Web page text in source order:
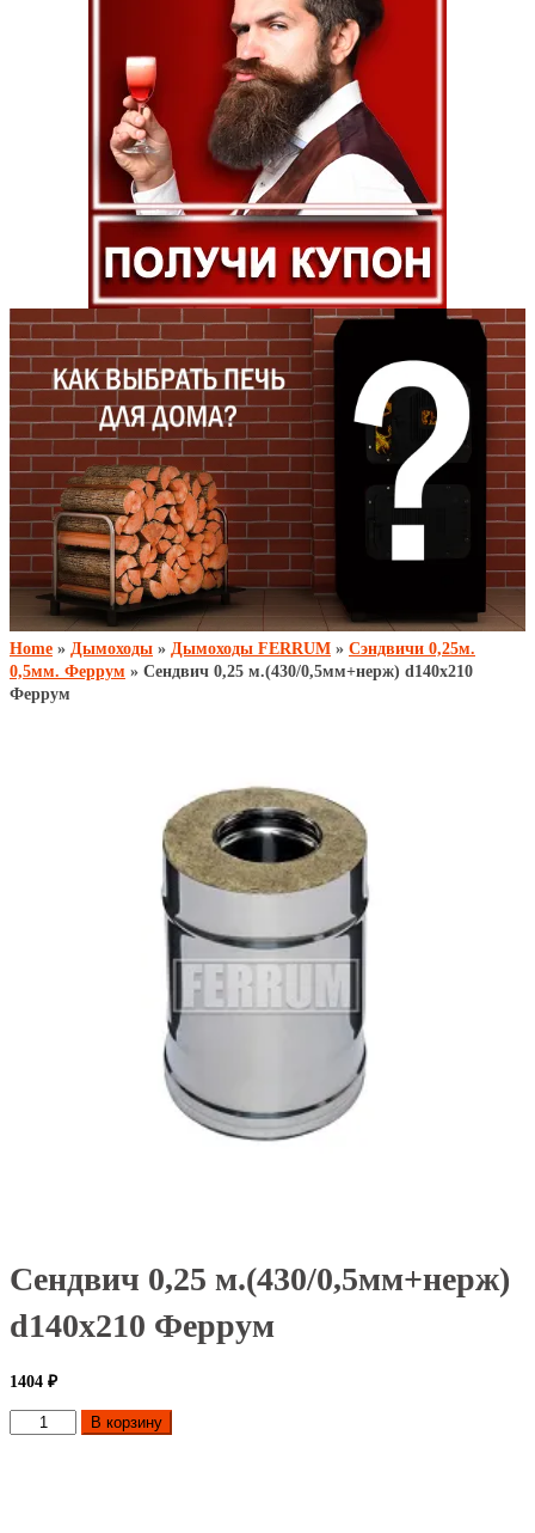
Home » Дымоходы » Дымоходы FERRUM » Сэндвичи 0,25м.
0,5мм. Феррум » Сендвич 0,25 м.(430/0,5мм+нерж) d140x210
Феррум
Сендвич 0,25 м.(430/0,5мм+нерж)
d140x210 Феррум
1404 ₽
КоличествоВ корзину